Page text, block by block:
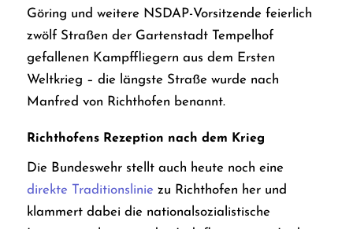
Göring und weitere NSDAP-Vorsitzende feierlich
zwölf Straßen der Gartenstadt Tempelhof
gefallenen Kampffliegern aus dem Ersten
Weltkrieg – die längste Straße wurde nach
Manfred von Richthofen benannt.
Richthofens Rezeption nach dem Krieg
Die Bundeswehr stellt auch heute noch eine
direkte Traditionslinie zu Richthofen her und
klammert dabei die nationalsozialistische